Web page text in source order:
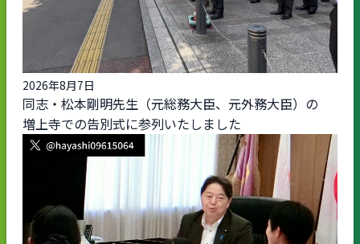
2026年8月7日
同志・松本剛明先生（元総務大臣、元外務大臣）の
増上寺での告別式に参列いたしました